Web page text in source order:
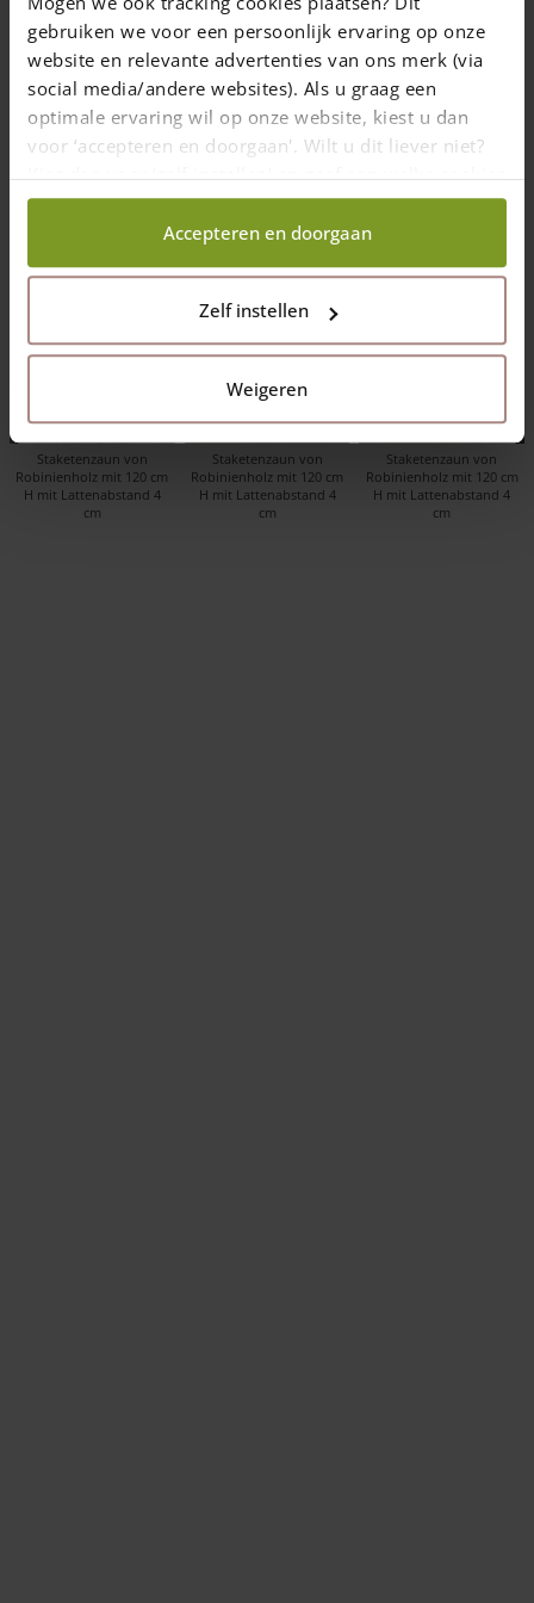
gebruiken we voor een persoonlijk ervaring op onze
website en relevante advertenties van ons merk (via
social media/andere websites). Als u graag een
optimale ervaring wil op onze website, kiest u dan
voor ‘accepteren en doorgaan'. Wilt u dit liever niet?
Kies dan voor ‘zelf instellen’ en geef aan welke cookies
wij wel mogen verzamelen.
Accepteren en doorgaan
Zelf instellen
Weigeren
in denen Staketenzaun Robinie 120 cm zu
sehen ist.
31 August 2021 —
Staketenzaun von
Robinienholz mit 120 cm
H mit Lattenabstand 4
cm
Staketenzaun von
Robinienholz mit 120 cm
H mit Lattenabstand 4
cm
Staketenzaun von
Robinienholz mit 120 cm
H mit Lattenabstand 4
cm